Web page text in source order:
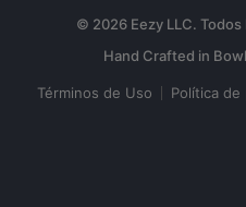
© 2026 Eezy LLC.
Términos de Uso Política de